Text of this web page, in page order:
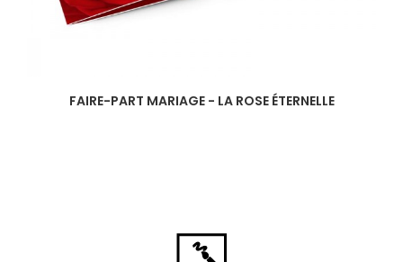
FAIRE-PART MARIAGE - LA ROSE ÉTERNELLE